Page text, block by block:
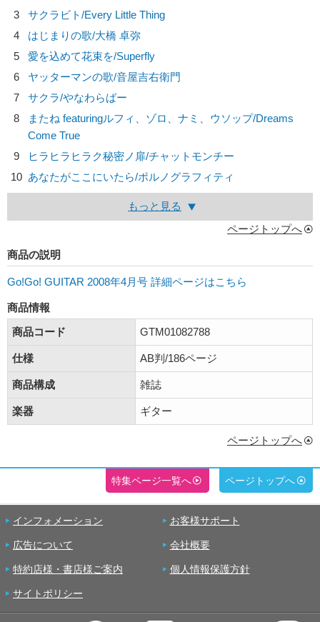
3
サクラビト/Every Little Thing
4
はじまりの歌/大橋 卓弥
5
愛を込めて花束を/Superfly
6
ヤッターマンの歌/音屋吉右衛門
7
サクラ/やなわらばー
8
またね featuringルフィ、ゾロ、ナミ、ウソップ/Dreams
Come True
9
ヒラヒラヒラク秘密ノ扉/チャットモンチー
10 あなたがここにいたら/ポルノグラフィティ
もっと見る
ページトップへ
商品の説明
Go!Go! GUITAR 2008年4月号 詳細ページはこちら
商品情報
商品コード
GTM01082788
仕様 AB判/186ページ
商品構成 雑誌
楽器 ギター
ページトップへ
特集ページ一覧へ ページトップへ
インフォメーション お客様サポート
広告について 会社概要
特約店様・書店様ご案内 個人情報保護方針
サイトポリシー